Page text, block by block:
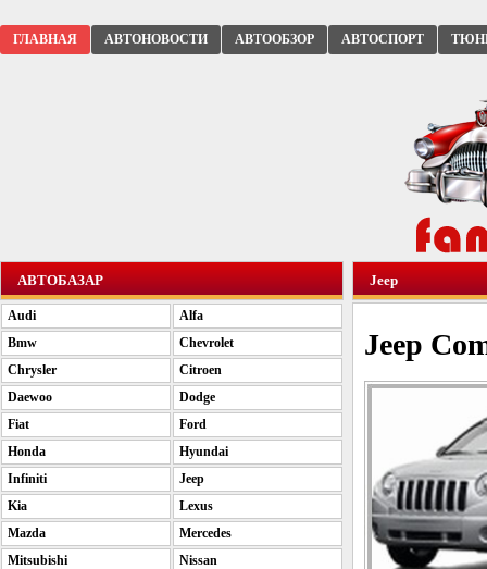
ГЛАВНАЯ АВТОНОВОСТИ АВТООБЗОР АВТОСПОРТ
Jeep
Jeep
АВТОБАЗАР
Audi
Alfa
Bmw
Chevrolet
Chrysler
Citroen
Daewoo
Dodge
Fiat
Ford
Honda
Hyundai
Infiniti
Jeep
Kia
Lexus
Mazda
Mercedes
Mitsubishi
Nissan